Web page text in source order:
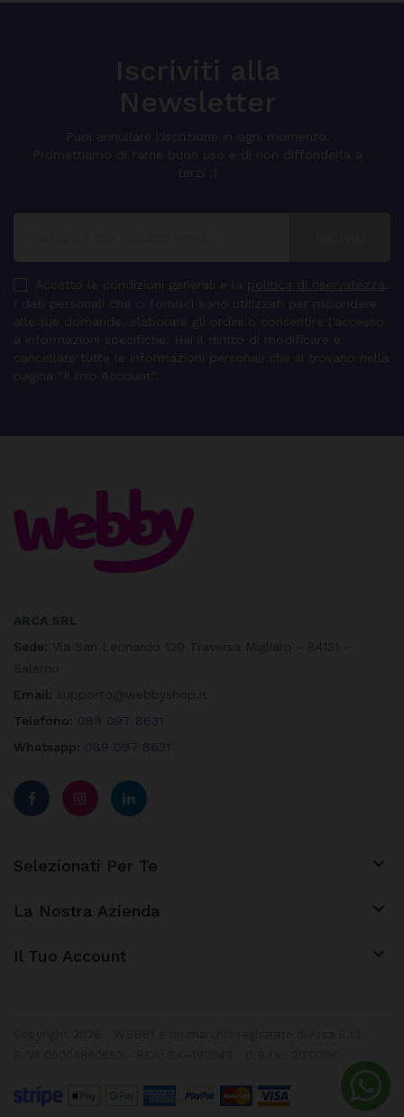
Iscriviti alla
Newsletter
Puoi annullare l'iscrizione in ogni momento.
Promettiamo di farne buon uso e di non diffonderla a
terzi :)
Accetto le condizioni generali e la politica di riservatezza
I dati personali che ci fornisci sono utilizzati per rispondere
alle tue domande, elaborare gli ordini o consentire l'accesso
a informazioni specifiche. Hai il diritto di modificare e
cancellare tutte le informazioni personali che si trovano nella
pagina "Il mio Account".
Sede:
Email:
Telefono: 089 097 8631
Whatsapp: 089 097 8631
Selezionati Per Te 
La Nostra Azienda 
Il Tuo Account keyboard_arrow_down